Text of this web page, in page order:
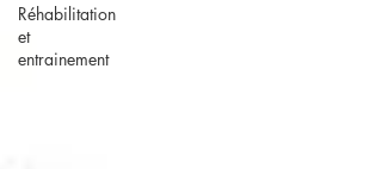
Réhabilitation
et
entrainement